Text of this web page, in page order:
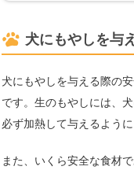
犬にもやしを与
犬にもやしを与える際の安
です。生のもやしには、
必ず加熱して与えるように
また、いくら安全な食材